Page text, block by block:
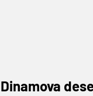
Dinamova